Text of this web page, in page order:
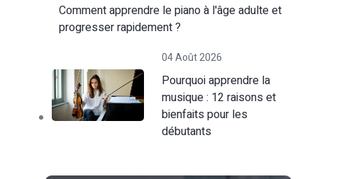
Comment apprendre le piano à l'âge adulte et
progresser rapidement ?
04 Août 2026
Pourquoi apprendre la
musique : 12 raisons et
bienfaits pour les
débutants